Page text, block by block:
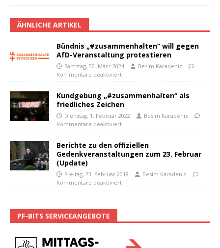
ÄHNLICHE ARTIKEL
Bündnis „#zusammenhalten“ will gegen
AfD-Veranstaltung protestieren
Samstag, 30. März 2024
Besim Karadeniz
Kommentare deaktiviert
Kundgebung „#zusammenhalten“ als
friedliches Zeichen
Dienstag, 1. Februar 2022
Besim Karadeniz
Kommentare deaktiviert
Berichte zu den offiziellen
Gedenkveranstaltungen zum 23. Februar
(Update)
Freitag, 23. Februar 2018
Besim Karadeniz
Kommentare deaktiviert
PF-BITS SERVICEANGEBOTE